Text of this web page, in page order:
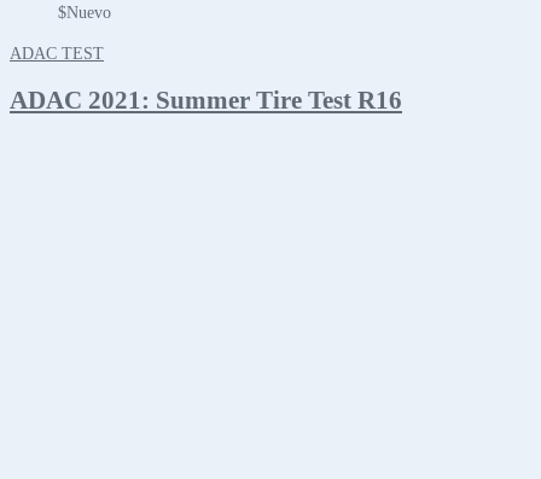
$Nuevo
ADAC TEST
ADAC 2021: Summer Tire Test R16